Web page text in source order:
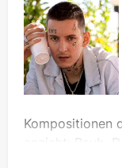
Kompositionen
anzieht: Raub,
Musiker selbst